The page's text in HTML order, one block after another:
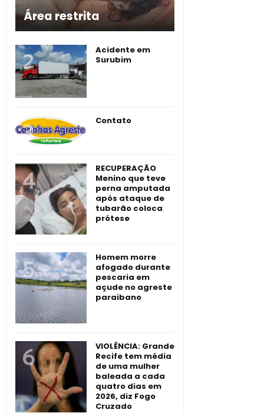
Área restrita
Acidente em
Surubim
Contato
RECUPERAÇÃO
Menino que teve
perna amputada
após ataque de
tubarão coloca
prótese
Homem morre
afogado durante
pescaria em
açude no agreste
paraibano
VIOLÊNCIA: Grande
Recife tem média
de uma mulher
baleada a cada
quatro dias em
2026, diz Fogo
Cruzado